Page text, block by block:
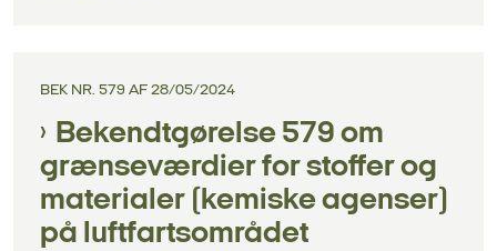
BEK NR. 579 AF 28/05/2024
Bekendtgørelse 579 om
grænseværdier for stoffer og
materialer (kemiske agenser)
på luftfartsområdet